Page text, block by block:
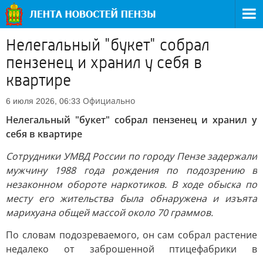
Нелегальный "букет" собрал
пензенец и хранил у себя в
квартире
6 июля 2026, 06:33 Официально
Нелегальный "букет" собрал пензенец и хранил у
себя в квартире
Сотрудники УМВД России по городу Пензе задержали
мужчину 1988 года рождения по подозрению в
незаконном обороте наркотиков. В ходе обыска по
месту его жительства была обнаружена и изъята
марихуана общей массой около 70 граммов.
По словам подозреваемого, он сам собрал растение
недалеко от заброшенной птицефабрики в